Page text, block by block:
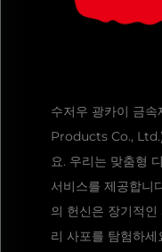
수저우 광카이 금
Products Co.,
요. 우리는 맞춤형
서비스를 제공합니
의 헌신은 장기적
리 사포를 탐험하세